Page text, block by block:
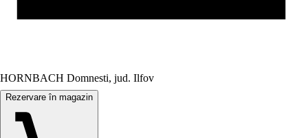
HORNBACH Domnesti, jud. Ilfov
Rezervare în magazin